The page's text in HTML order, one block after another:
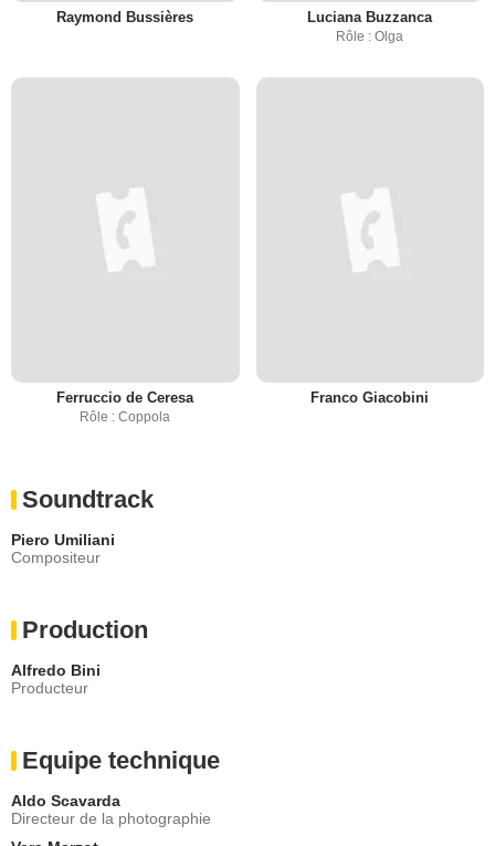
Raymond Bussières Luciana Buzzanca
Rôle : Olga
Ferruccio de Ceresa
Rôle : Coppola
Franco Giacobini
Soundtrack
Piero Umiliani
Compositeur
Production
Alfredo Bini
Producteur
Equipe technique
Aldo Scavarda
Directeur de la photographie